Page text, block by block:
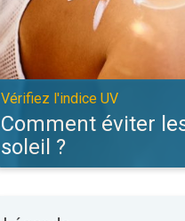
Vérifiez l'indice UV
Comment éviter
soleil ?